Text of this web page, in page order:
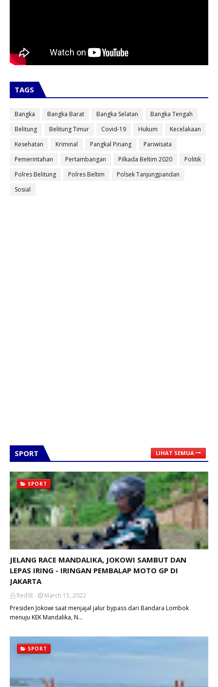
TAGS
Bangka Bangka Barat Bangka Selatan
Bangka Tengah
Belitung
Belitung Timur Covid-19 Hukum
Kecelakaan
Kesehatan
Kriminal Pangkal Pinang
Pariwisata
Pemerintahan
Pertambangan Pilkada Beltim 2020
Politik
Polres Belitung
Polres Beltim
Polsek Tanjungpandan
Sosial
SPORT LIHAT SEMUA
SPORT
JELANG RACE MANDALIKA, JOKOWI SAMBUT DAN
LEPAS IRING - IRINGAN PEMBALAP MOTO GP DI
JAKARTA
RedSE
March 15, 2022
Presiden Jokowi saat menjajal jalur bypass dari Bandara Lombok
menuju KEK Mandalika, N…
SPORT